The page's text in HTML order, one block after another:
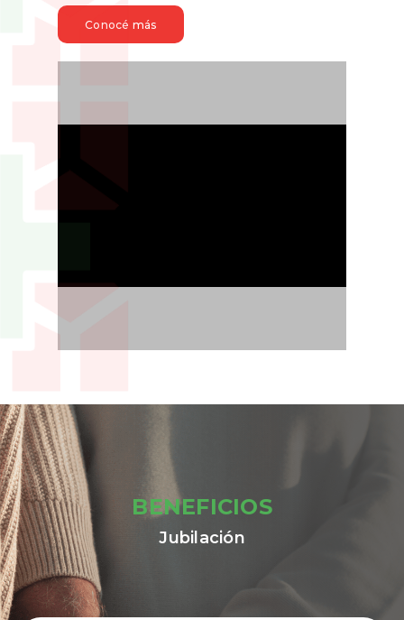
Conocé más
BENEFICIOS
Jubilación